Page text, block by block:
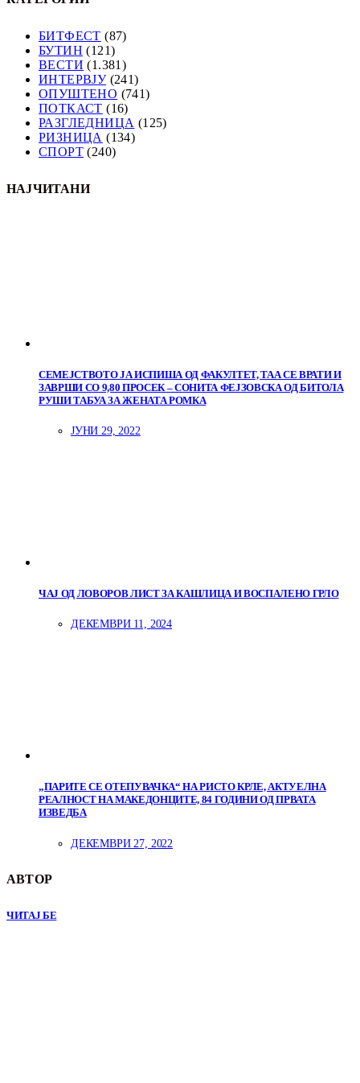
БИТФЕСТ (87)
БУТИН (121)
ВЕСТИ (1.381)
ИНТЕРВЈУ(241)
ОПУШТЕНО (741)
ПОТКАСТ (16)
РАЗГЛЕДНИЦА (125)
РИЗНИЦА (134)
СПОРТ (240)
НАЈЧИТАНИ
СЕМЕЈСТВОТО ЈА ИСПИША ОД ФАКУЛТЕТ, ТАА СЕ ВРАТИ И
ЗАВРШИ СО 9,80 ПРОСЕК – СОНИТА ФЕЈЗОВСКА ОД БИТОЛА
РУШИ ТАБУА ЗА ЖЕНАТА РОМКА
ЈУНИ 29, 2022
ЧАЈ ОД ЛОВОРОВ ЛИСТ ЗА КАШЛИЦА И ВОСПАЛЕНО ГРЛО
ДЕКЕМВРИ 11, 2024
„ПАРИТЕ СЕ ОТЕПУВАЧКА“ НА РИСТО КРЛЕ, АКТУЕЛНА
РЕАЛНОСТ НА МАКЕДОНЦИТЕ, 84 ГОДИНИ ОД ПРВАТА
ИЗВЕДБА
ДЕКЕМВРИ 27, 2022
АВТОР
ЧИТАЈ БЕ